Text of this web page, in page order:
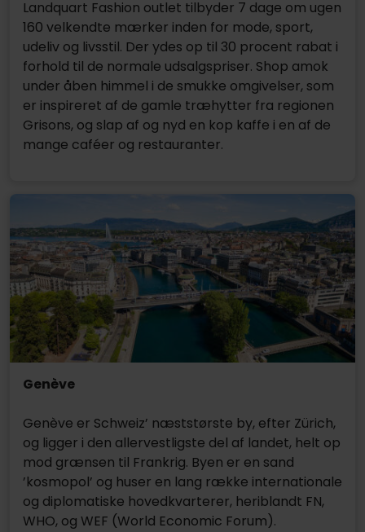
Landquart Fashion outlet tilbyder 7 dage om ugen
160 velkendte mærker inden for mode, sport,
udeliv og livsstil. Der ydes op til 30 procent rabat i
forhold til de normale udsalgspriser. Shop amok
under åben himmel i de smukke omgivelser, som
er inspireret af de gamle træhytter fra regionen
Grisons, og slap af og nyd en kop kaffe i en af de
mange caféer og restauranter.
Genève
Genève er Schweiz’ næststørste by, efter Zürich,
og ligger i den allervestligste del af landet, helt op
mod grænsen til Frankrig. Byen er en sand
’kosmopol’ og huser en lang række internationale
og diplomatiske hovedkvarterer, heriblandt FN,
WHO, og WEF (World Economic Forum).